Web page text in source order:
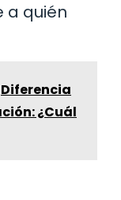
a quién
Diferencia
¿Cuál